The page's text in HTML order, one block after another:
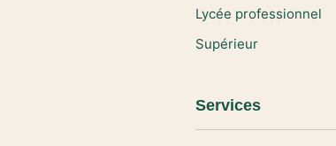
Lycée professionnel
Supérieur
Services